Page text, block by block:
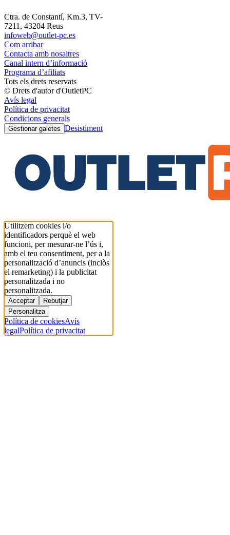
Ctra. de Constantí, Km.3, TV-
7211, 43204 Reus
infoweb@outlet-pc.es
Com arribar
Contacta amb nosaltres
Canal intern d’informació
Programa d’afiliats
Tots els drets reservats
© Drets d'autor d'OutletPC
Avís legal
Política de privacitat
Condicions generals
Gestionar galetes Desistiment
Utilitzem cookies i/o
identificadors perquè el web
funcioni, per mesurar-ne l’ús i,
amb el teu consentiment, per a la
personalització d’anuncis (inclòs
el remarketing) i la publicitat
personalitzada i no
personalitzada.
Acceptar
Rebutjar
Personalitza
Política de cookiesAvís
legalPolítica de privacitat